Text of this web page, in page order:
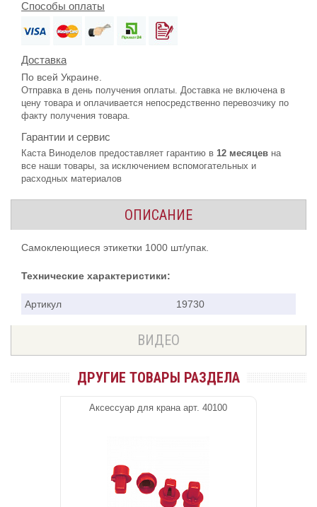
Способы оплаты
Доставка
По всей Украине.
Отправка в день получения оплаты. Доставка не включена в
цену товара и оплачивается непосредственно перевозчику по
факту получения товара.
Гарантии и сервис
Каста Виноделов предоставляет гарантию в 12 месяцев на
все наши товары, за исключением вспомогательных и
расходных материалов
ОПИСАНИЕ
Самоклеющиеся этикетки 1000 шт/упак.
Технические характеристики:
Артикул 19730
ВИДЕО
ДРУГИЕ ТОВАРЫ РАЗДЕЛА
Аксессуар для крана арт. 40100